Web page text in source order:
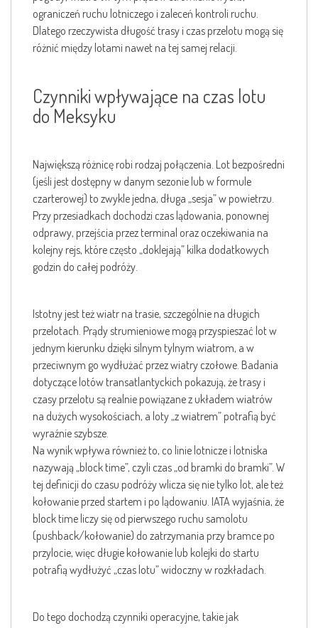
ograniczeń ruchu lotniczego i zaleceń kontroli ruchu.
Dlatego rzeczywista długość trasy i czas przelotu mogą się
różnić między lotami nawet na tej samej relacji.
Czynniki wpływające na czas lotu
do Meksyku
Największą różnicę robi rodzaj połączenia. Lot bezpośredni
(jeśli jest dostępny w danym sezonie lub w formule
czarterowej) to zwykle jedna, długa „sesja” w powietrzu.
Przy przesiadkach dochodzi czas lądowania, ponownej
odprawy, przejścia przez terminal oraz oczekiwania na
kolejny rejs, które często „doklejają” kilka dodatkowych
godzin do całej podróży.
Istotny jest też wiatr na trasie, szczególnie na długich
przelotach. Prądy strumieniowe mogą przyspieszać lot w
jednym kierunku dzięki silnym tylnym wiatrom, a w
przeciwnym go wydłużać przez wiatry czołowe. Badania
dotyczące lotów transatlantyckich pokazują, że trasy i
czasy przelotu są realnie powiązane z układem wiatrów
na dużych wysokościach, a loty „z wiatrem” potrafią być
wyraźnie szybsze.
Na wynik wpływa również to, co linie lotnicze i lotniska
nazywają „block time”, czyli czas „od bramki do bramki”. W
tej definicji do czasu podróży wlicza się nie tylko lot, ale też
kołowanie przed startem i po lądowaniu. IATA wyjaśnia, że
block time liczy się od pierwszego ruchu samolotu
(pushback/kołowanie) do zatrzymania przy bramce po
przylocie, więc długie kołowanie lub kolejki do startu
potrafią wydłużyć „czas lotu” widoczny w rozkładach.
Do tego dochodzą czynniki operacyjne, takie jak